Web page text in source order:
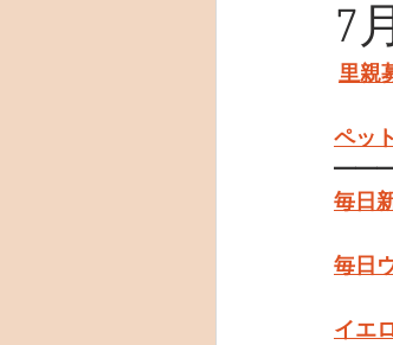
7
里親
ペッ
毎日
毎日
イエ